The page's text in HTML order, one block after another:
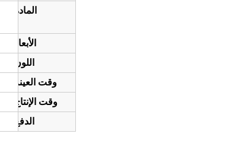
المادة:
الأبعاد:
اللون:
وقت العينة:
وقت الإنتاج:
الدفع: